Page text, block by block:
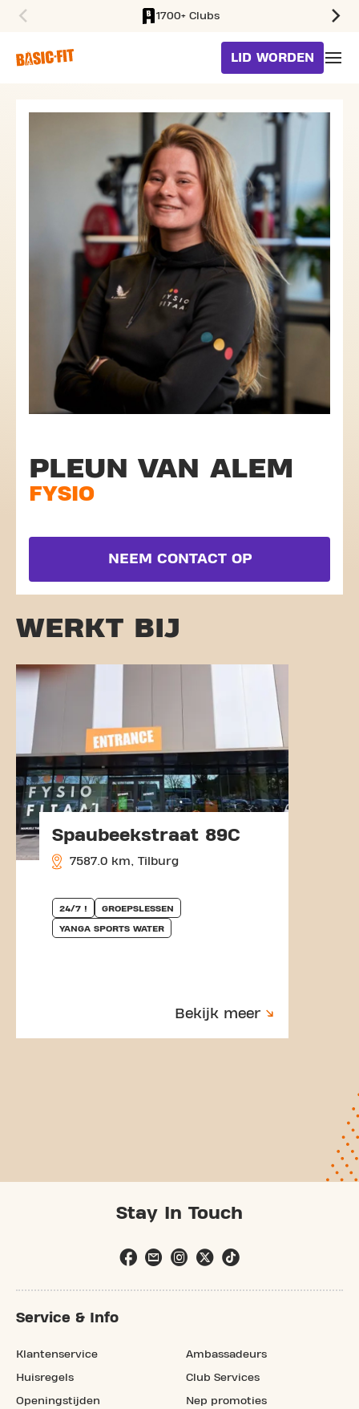
1700+ Clubs
LID WORDEN
PLEUN VAN ALEM
FYSIO
NEEM CONTACT OP
WERKT BIJ
Spaubeekstraat 89C
7587.0 km, Tilburg
24/7 ! GROEPSLESSEN
YANGA SPORTS WATER
Bekijk meer
Stay In Touch
Service & Info
Klantenservice
Huisregels
Openingstijden
Ambassadeurs
Club Services
Nep promoties